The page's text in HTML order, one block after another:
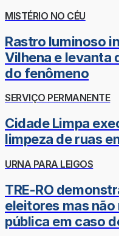
MISTÉRIO NO CÉU
Rastro luminoso
Vilhena e levanta
do fenômeno
SERVIÇO PERMANENTE
Cidade Limpa
limpeza de ruas
URNA PARA LEIGOS
TRE-RO
eleitores mas
pública em caso